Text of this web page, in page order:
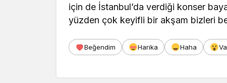
için de İstanbul’da verdiği konser
yüzden çok keyifli bir akşam bizleri
Beğendim Harika Haha